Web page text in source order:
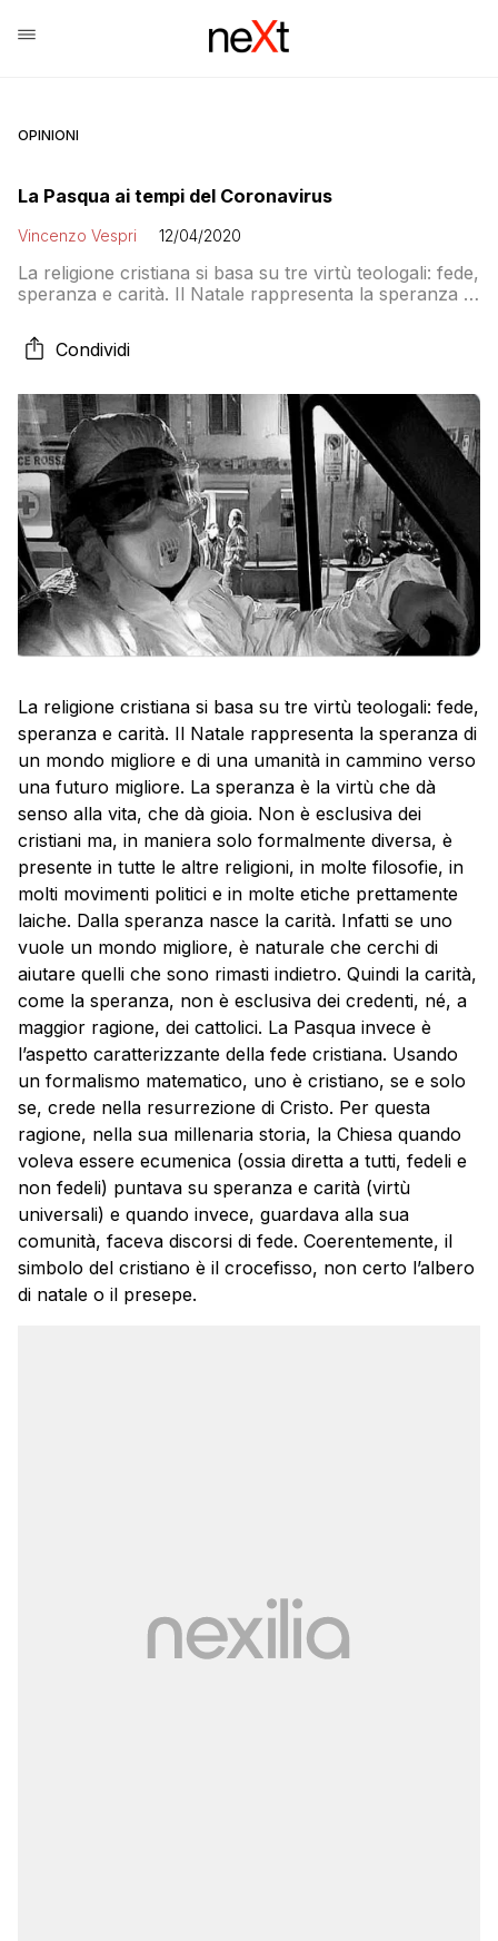
OPINIONI
La Pasqua ai tempi del Coronavirus
Vincenzo Vespri 12/04/2020
La religione cristiana si basa su tre virtù teologali: fede,
speranza e carità. Il Natale rappresenta la speranza di
una futuro migliore. La speranza è la virtù che dà
senso alla vita, che dà gioia. Non è esclusiva dei
Condividi
La religione cristiana si basa su tre virtù teologali: fede,
speranza e carità. Il Natale rappresenta la speranza di
un mondo migliore e di una umanità in cammino verso
una futuro migliore. La speranza è la virtù che dà
senso alla vita, che dà gioia. Non è esclusiva dei
cristiani ma, in maniera solo formalmente diversa, è
presente in tutte le altre religioni, in molte filosofie, in
molti movimenti politici e in molte etiche prettamente
laiche. Dalla speranza nasce la carità. Infatti se uno
vuole un mondo migliore, è naturale che cerchi di
aiutare quelli che sono rimasti indietro. Quindi la carità,
come la speranza, non è esclusiva dei credenti, né, a
maggior ragione, dei cattolici. La Pasqua invece è
l’aspetto caratterizzante della fede cristiana. Usando
un formalismo matematico, uno è cristiano, se e solo
se, crede nella resurrezione di Cristo. Per questa
ragione, nella sua millenaria storia, la Chiesa quando
voleva essere ecumenica (ossia diretta a tutti, fedeli e
non fedeli) puntava su speranza e carità (virtù
universali) e quando invece, guardava alla sua
comunità, faceva discorsi di fede. Coerentemente, il
simbolo del cristiano è il crocefisso, non certo l’albero
di natale o il presepe.